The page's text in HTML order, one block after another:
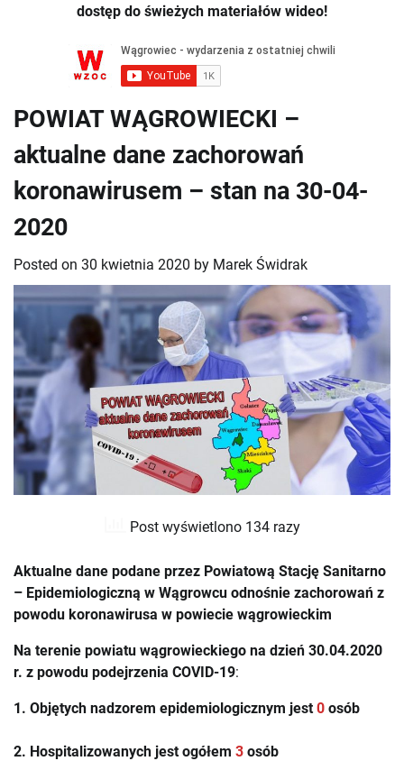
dostęp do świeżych materiałów wideo!
POWIAT WĄGROWIECKI –
aktualne dane zachorowań
koronawirusem – stan na 30-04-
2020
Posted on 30 kwietnia 2020 by Marek Świdrak
Post wyświetlono 134 razy
Aktualne dane podane przez Powiatową Stację Sanitarno
– Epidemiologiczną w Wągrowcu odnośnie zachorowań z
powodu koronawirusa w powiecie wągrowieckim
Na terenie powiatu wągrowieckiego na dzień 30.04.2020
r. z powodu podejrzenia COVID-19:
1. Objętych nadzorem epidemiologicznym jest 0 osób
2. Hospitalizowanych jest ogółem 3 osób